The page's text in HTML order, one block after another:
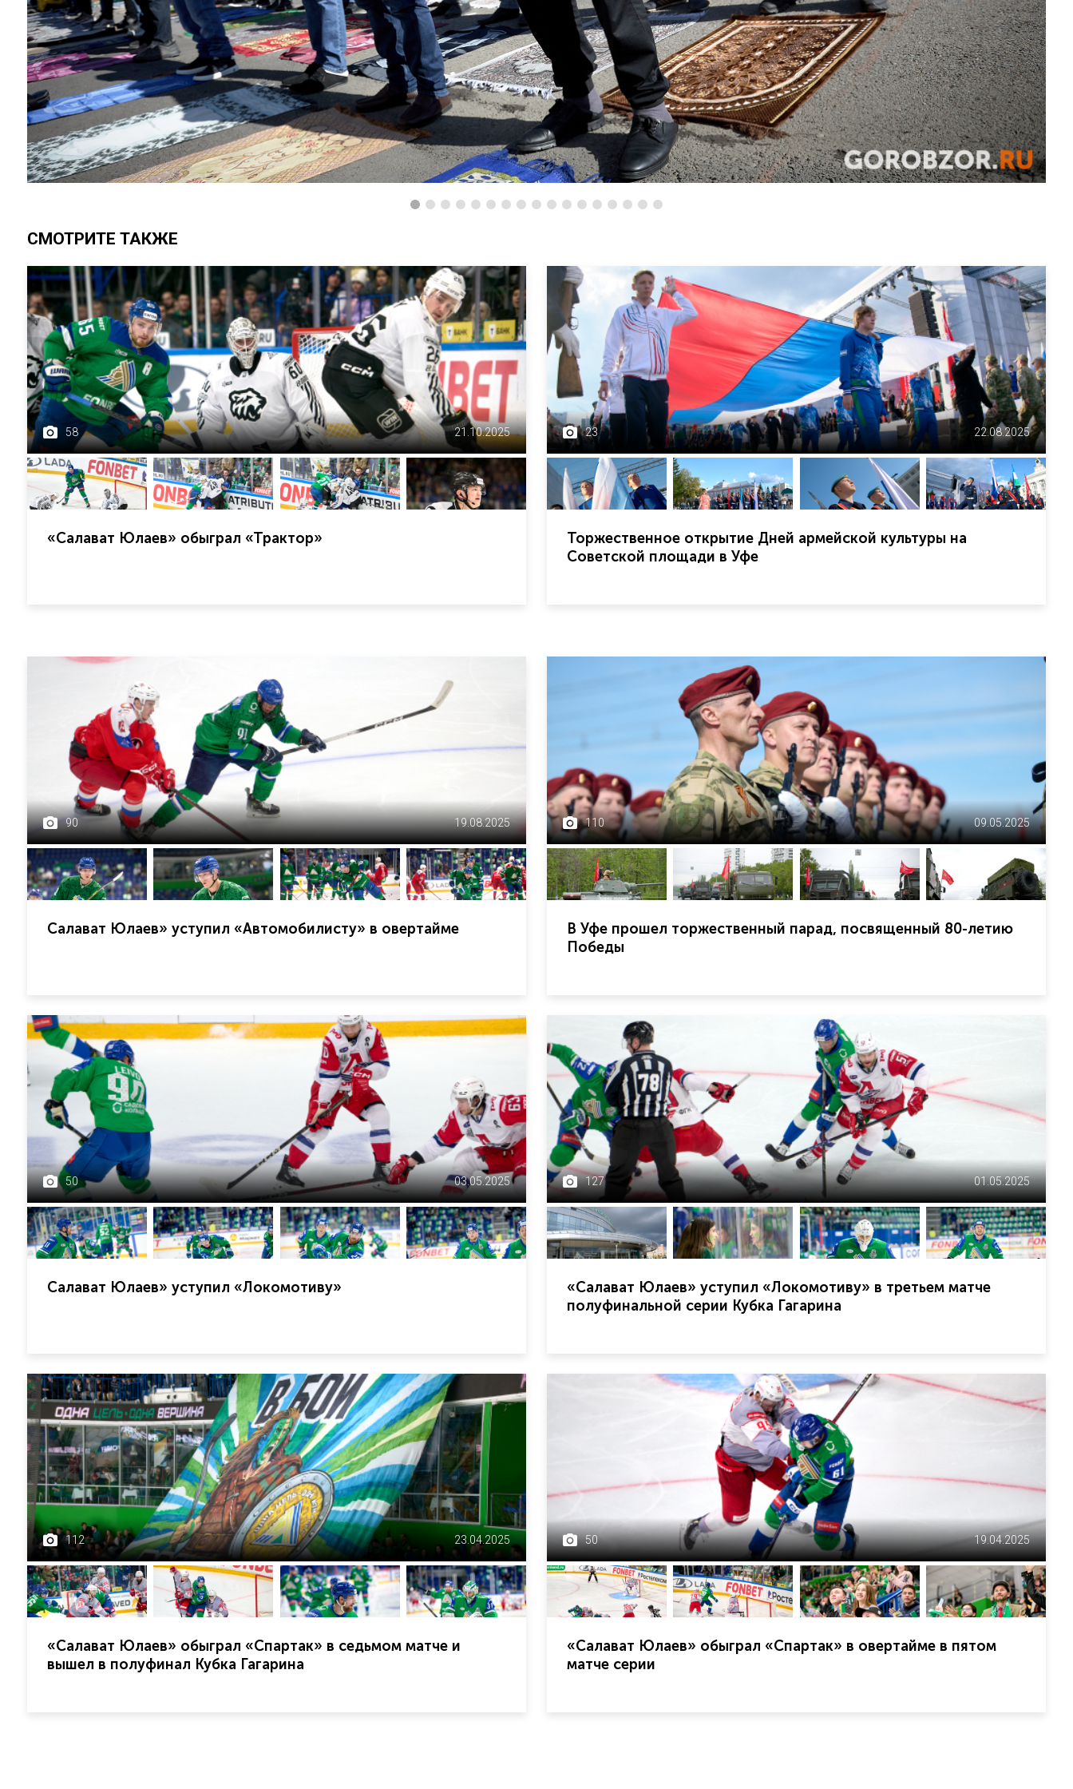
СМОТРИТЕ ТАКЖЕ
58 21.10.2025
«Салават Юлаев» обыграл «Трактор»
23 22.08.2025
Торжественное открытие Дней армейской культуры на
Советской площади в Уфе
90 19.08.2025
Салават Юлаев» уступил «Автомобилисту» в овертайме
110 09.05.2025
В Уфе прошел торжественный парад, посвященный 80-летию
Победы
50 03.05.2025
Салават Юлаев» уступил «Локомотиву»
127 01.05.2025
«Салават Юлаев» уступил «Локомотиву» в третьем матче
полуфинальной серии Кубка Гагарина
112 23.04.2025
«Салават Юлаев» обыграл «Спартак» в седьмом матче и
вышел в полуфинал Кубка Гагарина
50 19.04.2025
«Салават Юлаев» обыграл «Спартак» в овертайме в пятом
матче серии